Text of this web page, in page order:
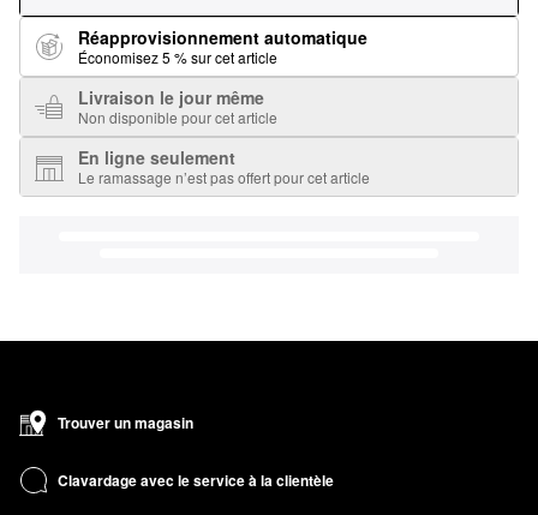
Réapprovisionnement automatique
Économisez 5 % sur cet article
Livraison le jour même
Non disponible pour cet article
En ligne seulement
Le ramassage n’est pas offert pour cet article
Trouver un magasin
Clavardage avec le service à la clientèle